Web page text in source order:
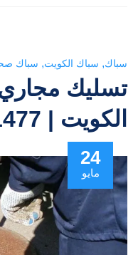
سباك, سباك الكويت, سباك
تسليك
الكويت | 97371477
24
مايو